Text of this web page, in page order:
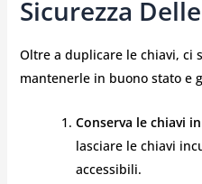
Sicurezza
Oltre a duplicare le chiavi, ci
mantenerle in buono stato e
Conserva le chiavi
lasciare le chiavi
accessibili.